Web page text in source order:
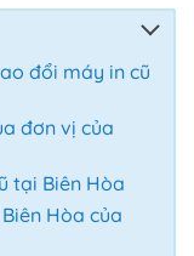
đổi máy in cũ
đơn vị của
tại Biên Hòa
Hòa của